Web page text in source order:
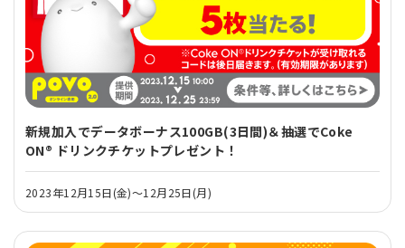
新規加入でデータボーナス100GB(3日間)＆抽選でCoke
ON® ドリンクチケットプレゼント！
2023年12月15日(金)～12月25日(月)